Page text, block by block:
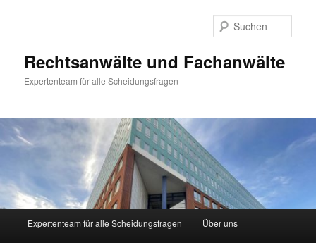
Rechtsanwälte und Fachanwälte
Expertenteam für alle Scheidungsfragen
Expertenteam für alle Scheidungsfragen Über uns